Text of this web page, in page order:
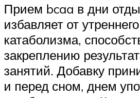
Прием bcaa в дни
избавляет от утреннего
катаболизма,
закреплению
занятий. Добавку
и перед сном, днем